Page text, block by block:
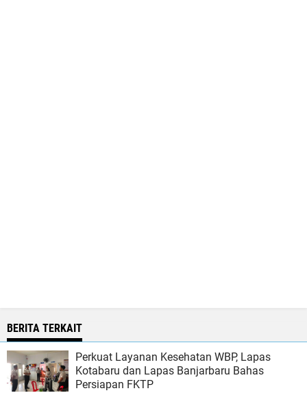
BERITA TERKAIT
Perkuat Layanan Kesehatan WBP, Lapas
Kotabaru dan Lapas Banjarbaru Bahas
Persiapan FKTP